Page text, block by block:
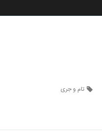
تام و جری